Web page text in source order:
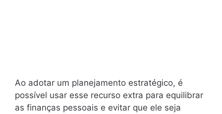
Ao adotar um planejamento estratégico, é
possível usar esse recurso extra para equilibrar
as finanças pessoais e evitar que ele seja